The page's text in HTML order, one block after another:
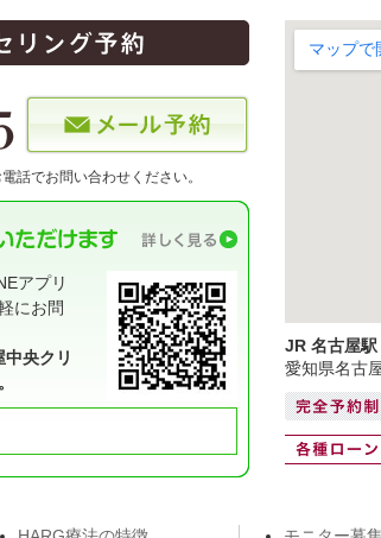
話でお問い合わせください。
アプリ
にお問
央クリ
JR 名古屋
愛知県名古